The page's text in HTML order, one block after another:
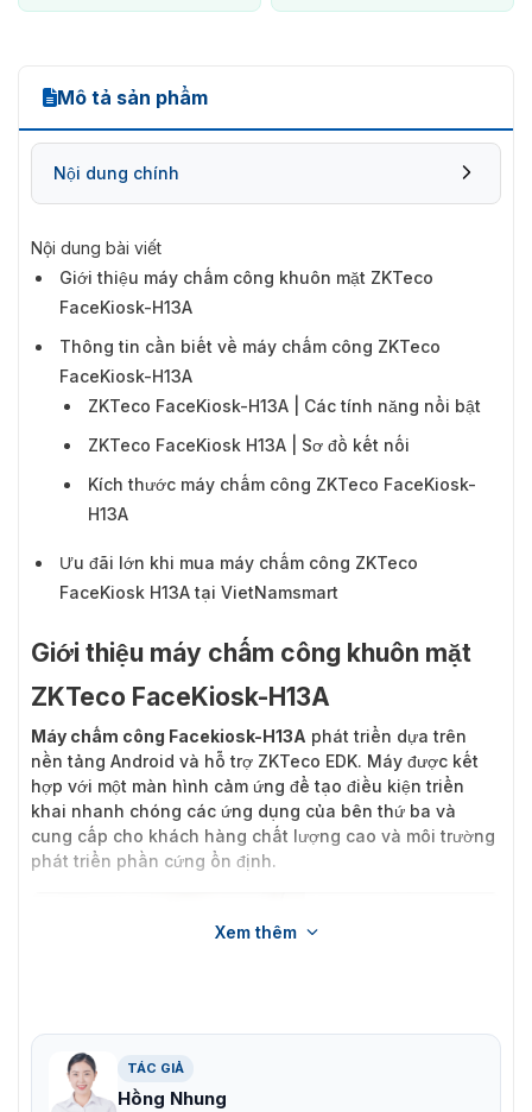
Mô tả sản phẩm
Nội dung chính
Thông tin cần biết về máy chấm công
Nội dung bài viết
Giới thiệu máy chấm công khuôn mặt ZKTeco
FaceKiosk-H13A
Thông tin cần biết về máy chấm công ZKTeco
FaceKiosk-H13A
ZKTeco FaceKiosk-H13A | Các tính năng nổi bật
ZKTeco FaceKiosk H13A | Sơ đồ kết nối
Kích thước máy chấm công ZKTeco FaceKiosk-
H13A
Ưu đãi lớn khi mua máy chấm công ZKTeco
FaceKiosk H13A tại VietNamsmart
Giới thiệu máy chấm công khuôn mặt
ZKTeco FaceKiosk-H13A
Máy chấm công Facekiosk-H13A phát triển dựa trên
nền tảng Android và hỗ trợ ZKTeco EDK. Máy được kết
hợp với một màn hình cảm ứng để tạo điều kiện triển
khai nhanh chóng các ứng dụng của bên thứ ba và
cung cấp cho khách hàng chất lượng cao và môi trường
phát triển phần cứng ổn định.
Xem thêm
TÁC GIẢ
Hồng Nhung